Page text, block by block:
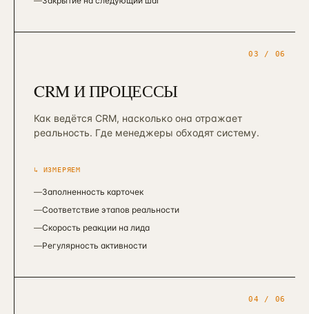
03 / 06
CRM И ПРОЦЕССЫ
Как ведётся CRM, насколько она отражает
реальность. Где менеджеры обходят систему.
↳ ИЗМЕРЯЕМ
—Заполненность карточек
—Соответствие этапов реальности
—Скорость реакции на лида
—Регулярность активности
04 / 06